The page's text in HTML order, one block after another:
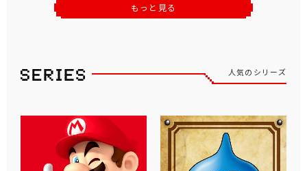
もっと見る
人気のシリーズ